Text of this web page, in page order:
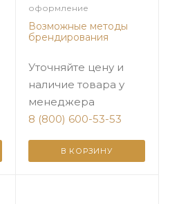
оформление
Возможные методы
брендирования
Уточняйте цену и
наличие товара у
менеджера
8 (800) 600-53-53
В КОРЗИНУ